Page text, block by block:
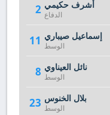
2 أشرف حكيمي
الدفاع
11 إسماعيل صيباري
الوسط
8 نائل العيناوي
الوسط
23 بلال الخنوس
الوسط